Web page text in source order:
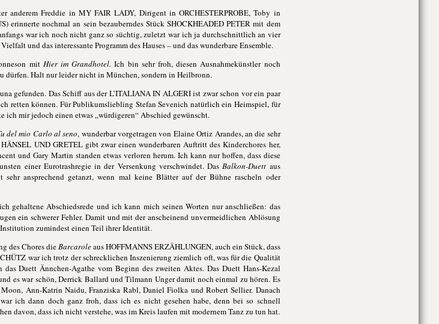
anderem Freddie in MY FAIR LADY, Dirigent in ORCHESTERPROBE, Toby in
erinnerte nochmal an sein bezauberndes Stück SHOCKHEADED PETER mit dem
war ich noch nicht ganz so süchtig, zuletzt war ich ja durchschnittlich an vier
und das interessante Programm des Hauses – und das wunderbare Ensemble.
mit Hier im Grandhotel.Ich bin sehr froh, diesen Ausnahmekünstler noch
dürfen. Halt nur leider nicht in München, sondern in Heilbronn.
gefunden. Das Schiff aus der L’ITALIANA IN ALGERI ist zwar schon vor ein paar
retten können. Für Publikumsliebling Stefan Sevenich natürlich ein Heimspiel, für
ich mir jedoch einen etwas „würdigeren“ Abschied gewünscht.
del mio Carlo al seno, wunderbar vorgetragen von Elaine Ortiz Arandes, an die sehr
UND GRETEL gibt zwar einen wunderbaren Auftritt des Kinderchores her,
und Gary Martin standen etwas verloren herum. Ich kann nur hoffen, dass diese
einer Eurotrashregie in der Versenkung verschwindet. DasBalkon-Duett aus
ansprechend getanzt, wenn mal keine Blätter auf der Bühne rascheln oder
gehaltene Abschiedsrede und ich kann mich seinen Worten nur anschließen: das
ein schwerer Fehler. Damit und mit der anscheinend unvermeidlichen Ablösung
zumindest einen Teil ihrer Identität.
des Chores dieBarcaroleaus HOFFMANNS ERZÄHLUNGEN, auch ein Stück, dass
war ich trotz der schrecklichen Inszenierung ziemlich oft, was für die Qualität
Duett Ännchen-Agathe vom Beginn des zweiten Aktes. Das Duett Hans-Kezal
es war schön, Derrick Ballard und Tilmann Unger damit noch einmal zu hören. Es
Ann-Katrin Naidu, Franziska Rabl, Daniel Fiolka und Robert Sellier. Danach
ich dann doch ganz froh, dass ich es nicht gesehen habe, denn bei so schnell
davon, dass ich nicht verstehe, was im Kreis laufen mit modernem Tanz zu tun hat.